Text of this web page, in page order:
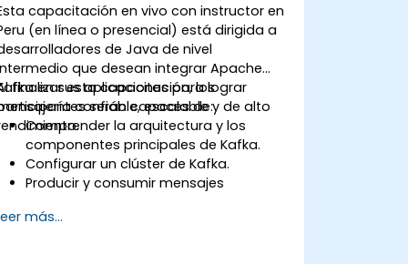
capacitación en vivo con instructor en
(en línea o presencial) está dirigida a
de Java de nivel
que desean integrar Apache
en sus aplicaciones para lograr
confiable, escalable y de alto
finalizar esta capacitación, los
serán capaces de:
Comprender la arquitectura y los
componentes principales de Kafka.
Configurar un clúster de Kafka.
Producir y consumir mensajes
Implementar Kafka Streams para el
más...